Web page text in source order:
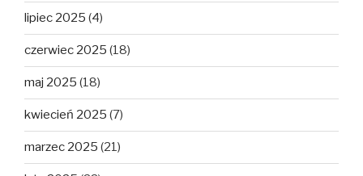
lipiec 2025 (4)
czerwiec 2025 (18)
maj 2025 (18)
kwiecień 2025 (7)
marzec 2025 (21)